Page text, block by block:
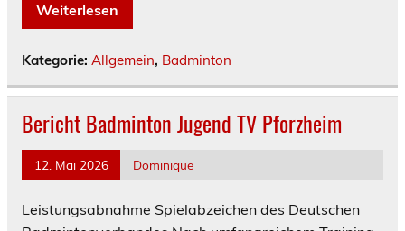
Weiterlesen
Kategorie: Allgemein, Badminton
Bericht Badminton Jugend TV Pforzheim
12. Mai 2026 Dominique
Leistungsabnahme Spielabzeichen des Deutschen